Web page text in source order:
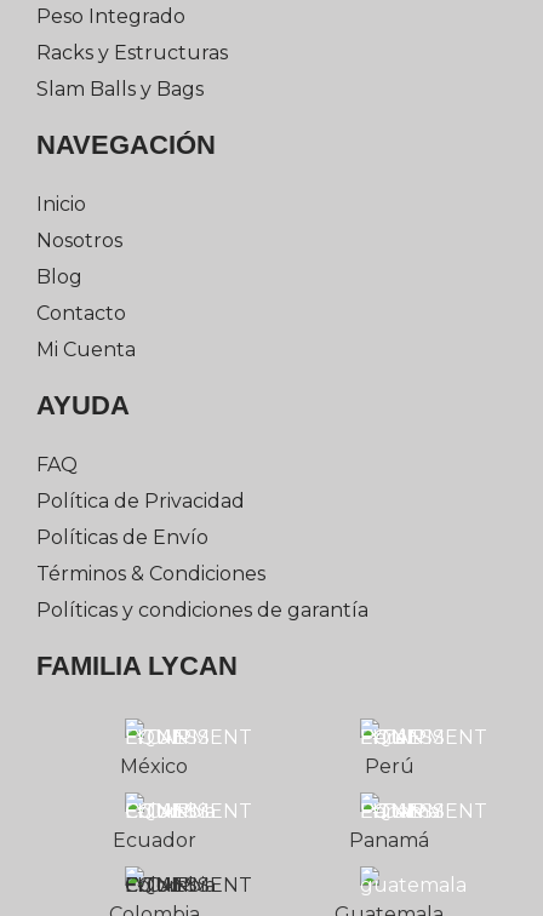
Peso Integrado
Racks y Estructuras
Slam Balls y Bags
NAVEGACIÓN
Inicio
Nosotros
Blog
Contacto
Mi Cuenta
AYUDA
FAQ
Política de Privacidad
Políticas de Envío
Términos & Condiciones
Políticas y condiciones de garantía
FAMILIA LYCAN
México
Ecuador
Perú
Panamá